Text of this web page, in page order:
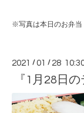
※写真は本日のお弁当
2021 /01 / 28
『1月28日